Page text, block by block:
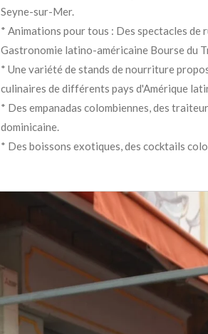
Seyne-sur-Mer.
* Animations pour tous : Des spectacles de
Gastronomie latino-américaine Bourse du
* Une variété de stands de nourriture
culinaires de différents pays d'Amérique
* Des empanadas colombiennes, des
dominicaine.
* Des boissons exotiques, des cocktails